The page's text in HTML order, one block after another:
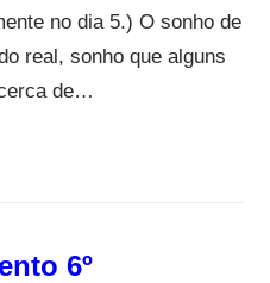
no dia 5.) O sonho de
real, sonho que alguns
de…
6º